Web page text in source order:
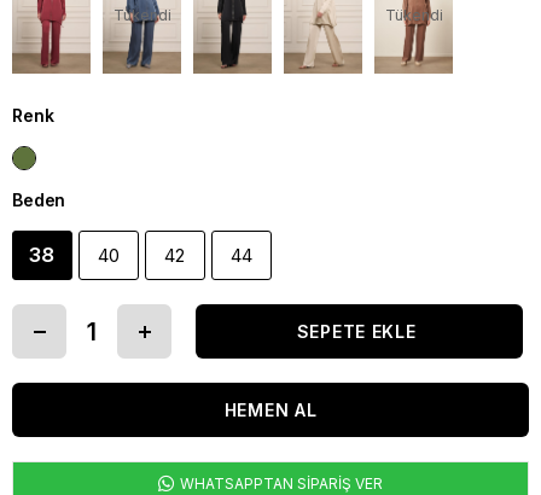
Tükendi Tükendi
Renk
Beden
38 40 42 44
WHATSAPPTAN SİPARİŞ VER